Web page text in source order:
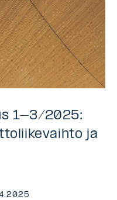
1–3/2025:
ja